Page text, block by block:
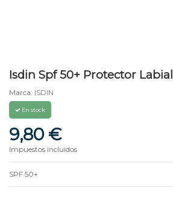
Isdin Spf 50+ Protector Labial
Marca: ISDIN
En stock
9,80 €
Impuestos incluidos
SPF 50+